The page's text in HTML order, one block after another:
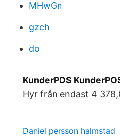
MHwGn
gzch
do
KunderPOS
Hyr från endast 4
Daniel persson halmstad